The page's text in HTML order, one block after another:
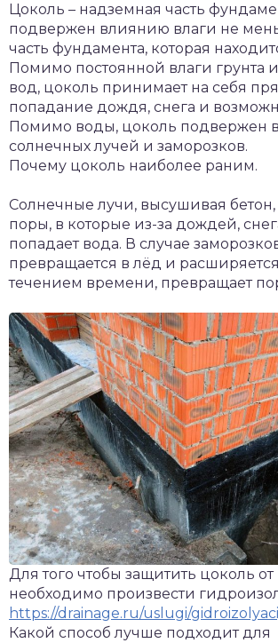
Цоколь – надземная часть
подвержен влиянию влаги не
часть фундамента, которая
Помимо постоянной влаги грунта
вод, цоколь принимает на себя
попадание дождя, снега и
Помимо воды, цоколь подвержен
солнечных лучей и заморозков.
Почему цоколь наиболее раним.
Солнечные лучи, высушивая
поры, в которые из-за дождей,
попадает вода. В случае
превращается в лёд и
течением времени, превращает
Для того чтобы защитить цоколь от
необходимо произвести
https://drainage.ru/uslugi/
Какой способ лучше подходит для